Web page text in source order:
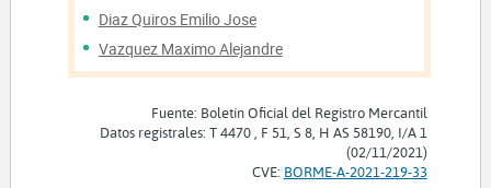
Diaz Quiros Emilio Jose
Vazquez Maximo Alejandre
Fuente: Boletín Oficial del Registro Mercantil
Datos registrales: T 4470 , F 51, S 8, H AS 58190, I/A 1
(02/11/2021)
CVE: BORME-A-2021-219-33